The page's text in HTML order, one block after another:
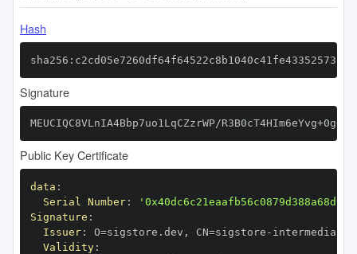
Hash
Signature
MEUCIQC8VLnIA4Bbp7uo1LqCZzrWP/
Public Key Certificate
data :
Serial Number:
Signature :
Issuer: O=sigstore.dev , CN=sigstore -
Validity: